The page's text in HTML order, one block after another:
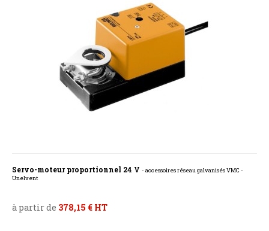
Servo-moteur proportionnel 24 V - accessoires réseau galvanisés VMC -
Unelvent
à partir de 378,15 € HT